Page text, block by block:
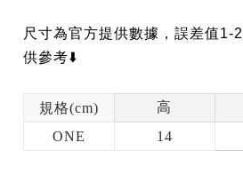
尺寸為官方提供數據，誤差值1-
供參考⬇️
規格(cm) 高
ONE 14